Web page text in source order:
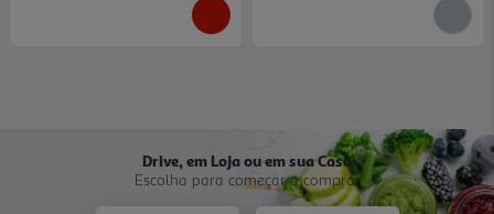
Drive, em Loja ou em sua Casa
Escolha para começar a comprar